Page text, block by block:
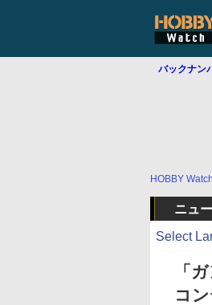
バックナン
HOBBY Watch
ニュ
Select
「
コ